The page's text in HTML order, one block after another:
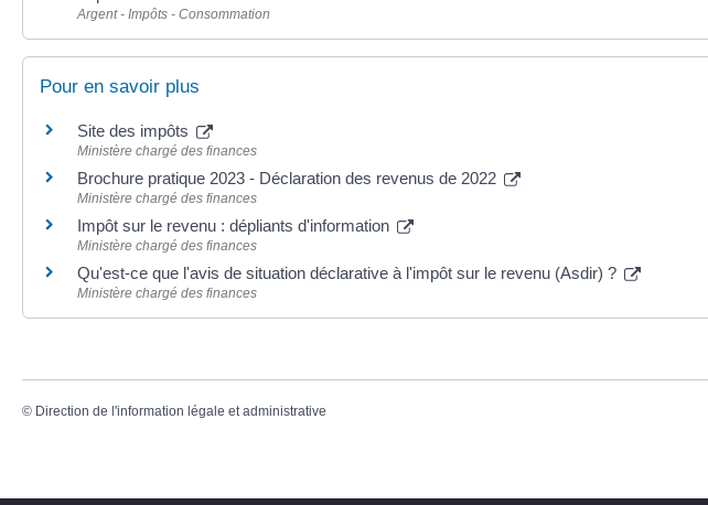
Argent - Impôts - Consommation
Pour en savoir plus
Site des impôts
Ministère chargé des finances
Brochure pratique 2023 - Déclaration des revenus de 2022
Ministère chargé des finances
Impôt sur le revenu : dépliants d'information
Ministère chargé des finances
Qu'est-ce que l'avis de situation déclarative à l'impôt sur le revenu (Asdir) ?
Ministère chargé des finances
© Direction de l'information légale et administrative